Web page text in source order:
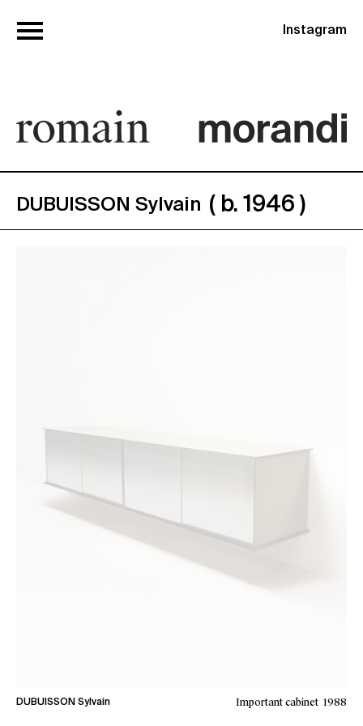
Instagram
DUBUISSON Sylvain ( b. 1946 )
DUBUISSON Sylvain Important cabinet 1988